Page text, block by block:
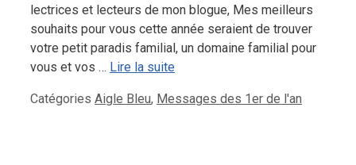
lectrices et lecteurs de mon blogue, Mes meilleurs
souhaits pour vous cette année seraient de trouver
votre petit paradis familial, un domaine familial pour
vous et vos … Lire la suite
Catégories Aigle Bleu, Messages des 1er de l'an